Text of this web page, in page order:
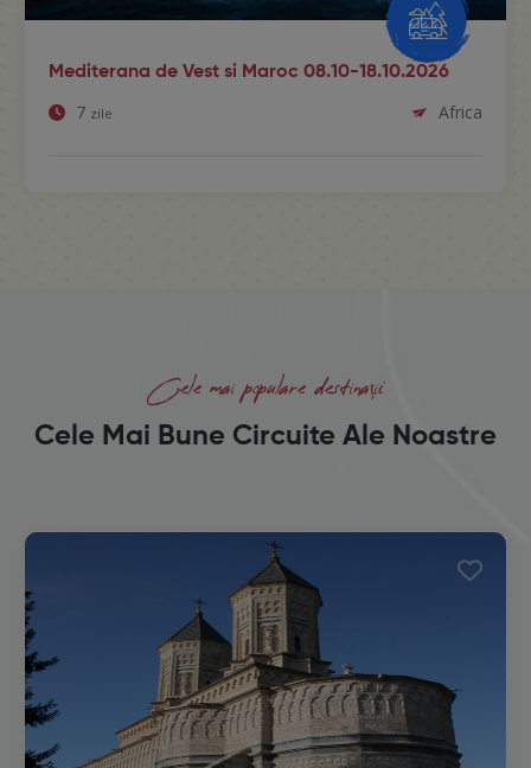
Mediterana de Vest si Maroc 08.10-18.10.2026
7 zile Africa
Cele mai populare destinații
Cele Mai Bune Circuite Ale Noastre